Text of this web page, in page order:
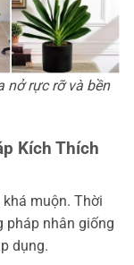
nở rực rỡ và bền
Kích Thích
muộn. Thời
pháp nhân giống
dụng.